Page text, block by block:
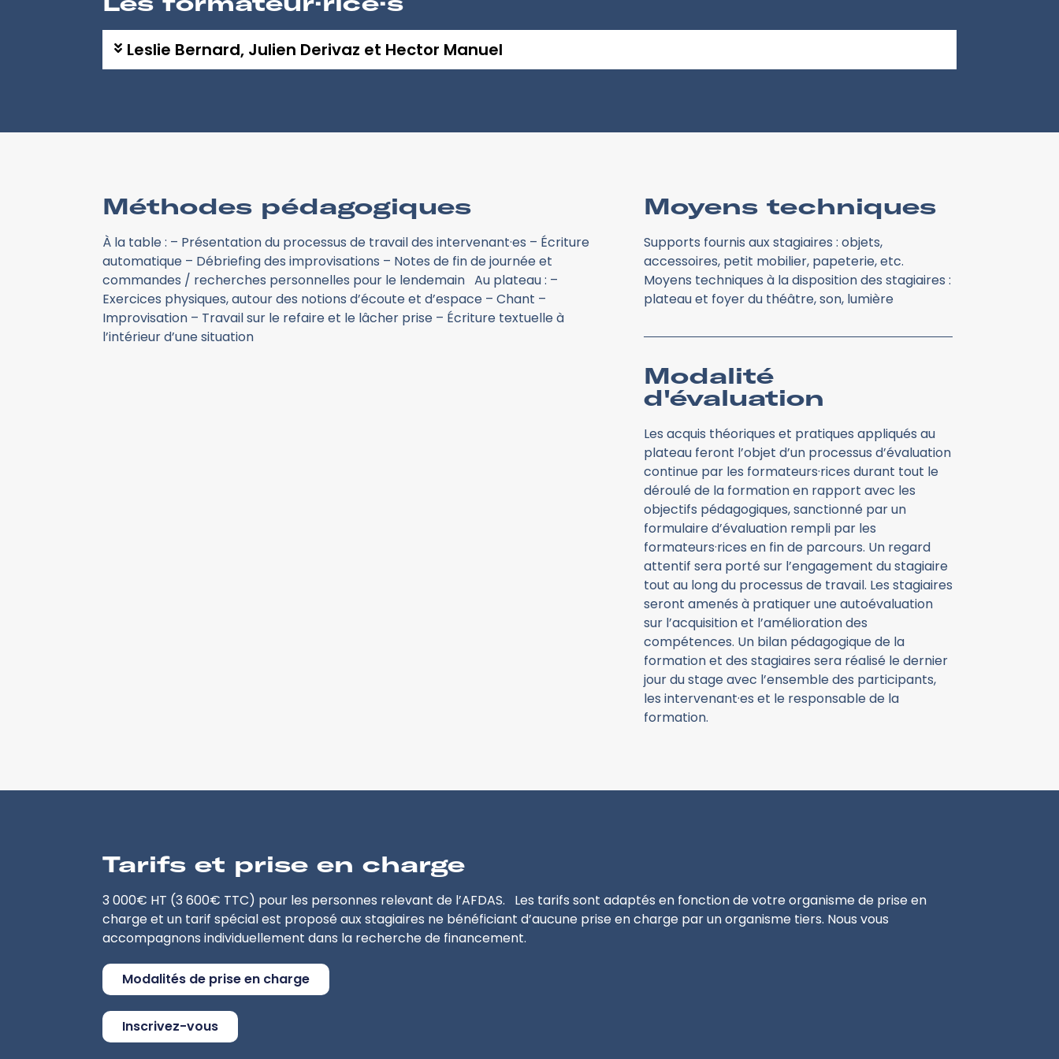
Leslie Bernard, Julien Derivaz et Hector Manuel
Méthodes pédagogiques
À la table : – Présentation du processus de travail des intervenant·es – Écriture
automatique – Débriefing des improvisations – Notes de fin de journée et
commandes / recherches personnelles pour le lendemain Au plateau : –
Exercices physiques, autour des notions d’écoute et d’espace – Chant –
Improvisation – Travail sur le refaire et le lâcher prise – Écriture textuelle à
l’intérieur d’une situation
Moyens techniques
Supports fournis aux stagiaires : objets,
accessoires, petit mobilier, papeterie, etc.
Moyens techniques à la disposition des stagiaires :
plateau et foyer du théâtre, son, lumière
Modalité
d'évaluation
Les acquis théoriques et pratiques appliqués au
plateau feront l’objet d’un processus d’évaluation
continue par les formateurs·rices durant tout le
déroulé de la formation en rapport avec les
objectifs pédagogiques, sanctionné par un
formulaire d’évaluation rempli par les
formateurs·rices en fin de parcours. Un regard
attentif sera porté sur l’engagement du stagiaire
tout au long du processus de travail. Les stagiaires
seront amenés à pratiquer une autoévaluation
sur l’acquisition et l’amélioration des
compétences. Un bilan pédagogique de la
formation et des stagiaires sera réalisé le dernier
jour du stage avec l’ensemble des participants,
les intervenant·es et le responsable de la
formation.
Tarifs et prise en charge
3 000€ HT (3 600€ TTC) pour les personnes relevant de l’AFDAS. Les tarifs sont adaptés en fonction de votre organisme de prise en
charge et un tarif spécial est proposé aux stagiaires ne bénéficiant d’aucune prise en charge par un organisme tiers. Nous vous
accompagnons individuellement dans la recherche de financement.
Modalités de prise en charge
Inscrivez-vous